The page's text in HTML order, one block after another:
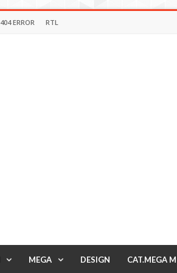
404 ERROR RTL
MEGA DESIGN CAT.MEGA